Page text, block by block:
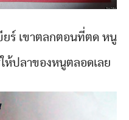
ยร์ เขาตลกตอนที่ตด หนู
ห้ปลาของหนูตลอดเลย